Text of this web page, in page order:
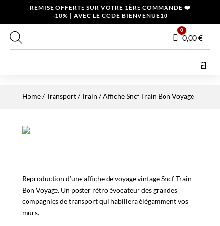
REMISE OFFERTE SUR VOTRE 1ÈRE COMMANDE ❤️
-10% | AVEC LE CODE BIENVENUE10
Panier
0
0,00€
Home/Transport/Train / Affiche Sncf Train Bon Voyage
Reproduction d’une affiche de voyage vintage Sncf Train
Bon Voyage. Un poster rétro évocateur des grandes
compagnies de transport qui habillera élégamment vos
murs.